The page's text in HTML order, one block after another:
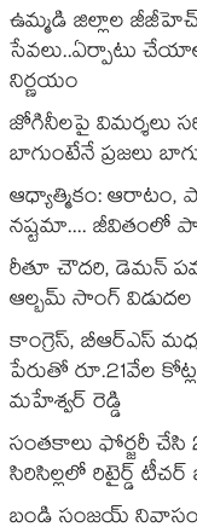
ఉమ్మడి జిల్లాల
సేవలు..ఏర్పాటు
నిర్ణయం
జోగినీలపై విమర్శలు
బాగుంటేనే ప్రజలు
ఆధ్యాత్మికం:
నష్టమా.... జీవితంలో
రీతూ చౌదరి, డెమన్
ఆల్బమ్ సాంగ్ విడుదల
కాంగ్రెస్, బీఆర్ఎస్
పేరుతో రూ.21వేల
మహేశ్వర్ రెడ్డి
సంతకాలు ఫోర్జరీ
సిరిసిల్లలో రిటైర్డ్
బండి సంజయ్